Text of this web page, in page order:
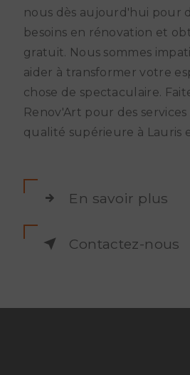
nous dès aujourd'hui pour
besoins en rénovation et
gratuit. Nous sommes
aider à transformer votre
chose de spectaculaire.
Renov'Art pour des
qualité supérieure à Lauris
En savoir plus
Contactez-nous